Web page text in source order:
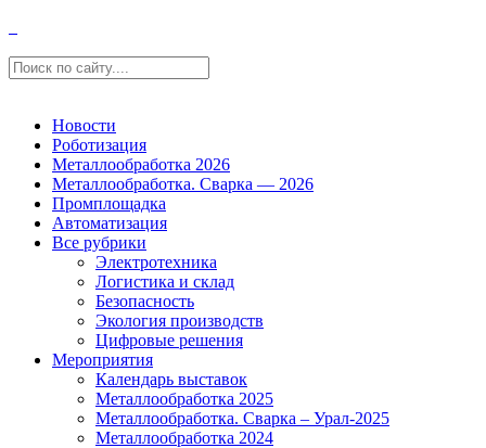
Новости
Роботизация
Металлообработка 2026
Металлообработка. Сварка — 2026
Промплощадка
Автоматизация
Все рубрики
Электротехника
Логистика и склад
Безопасность
Экология производств
Цифровые решения
Мероприятия
Календарь выставок
Металлообработка 2025
Металлообработка. Сварка – Урал-2025
Металлообработка 2024